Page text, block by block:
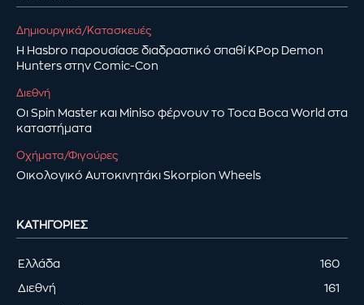
Δημιουργικά/Κατασκευές
Η Hasbro παρουσίασε διαδραστικό σπαθί KPop Demon
Hunters στην Comic-Con
Διεθνή
Οι Spin Master και Miniso φέρνουν το Toca Boca World στα
καταστήματα
Οχήματα/Φιγούρες
Οικολογικό Αυτοκινητάκι Skorpion Wheels
ΚΑΤΗΓΟΡΊΕΣ
Ελλάδα 160
Διεθνή 161